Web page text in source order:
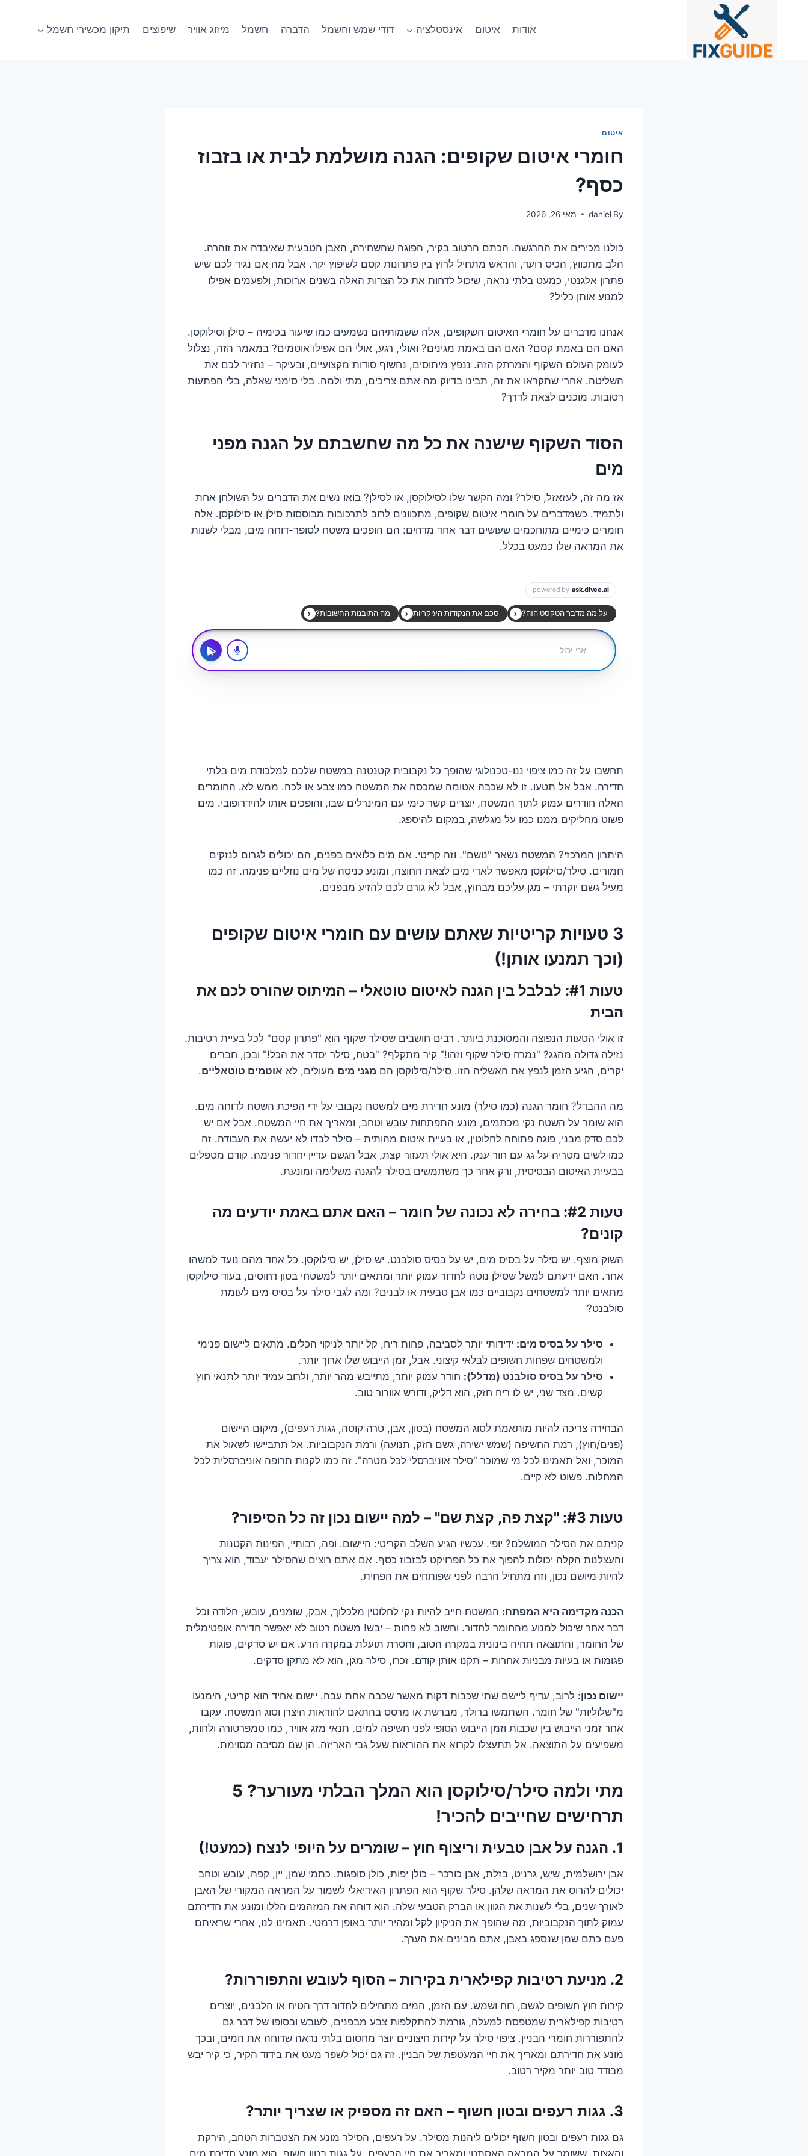
אודות איטום אינסטלציה דודי שמש וחשמל הדברה חשמל מיזוג אוויר שיפוצים תיקון מכשירי חשמל
איטום
חומרי איטום שקופים: הגנה מושלמת לבית או בזבוז
כסף?
By
daniel מאי 26, 2026
כולנו מכירים את ההרגשה. הכתם הרטוב בקיר, הפוגה שהשחירה, האבן הטבעית שאיבדה את זוהרה.
הלב מתכווץ, הכיס רועד, והראש מתחיל לרוץ בין פתרונות קסם לשיפוץ יקר. אבל מה אם נגיד לכם שיש
פתרון אלגנטי, כמעט בלתי נראה, שיכול לדחות את כל הצרות האלה בשנים ארוכות, ולפעמים אפילו
למנוע אותן כליל?
אנחנו מדברים על חומרי האיטום השקופים, אלה ששמותיהם נשמעים כמו שיעור בכימיה – סילן וסילוקסן.
האם הם באמת קסם? האם הם באמת מגינים? ואולי, רגע, אולי הם אפילו אוטמים? במאמר הזה, נצלול
לעומק העולם השקוף והמרתק הזה. ננפץ מיתוסים, נחשוף סודות מקצועיים, ובעיקר – נחזיר לכם את
השליטה. אחרי שתקראו את זה, תבינו בדיוק מה אתם צריכים, מתי ולמה. בלי סימני שאלה, בלי הפתעות
רטובות. מוכנים לצאת לדרך?
הסוד השקוף שישנה את כל מה שחשבתם על הגנה מפני
מים
אז מה זה, לעזאזל, סילר? ומה הקשר שלו לסילוקסן, או לסילן? בואו נשים את הדברים על השולחן אחת
ולתמיד. כשמדברים על חומרי איטום שקופים, מתכוונים לרוב לתרכובות מבוססות סילן או סילוקסן. אלה
חומרים כימיים מתוחכמים שעושים דבר אחד מדהים: הם הופכים משטח לסופר-דוחה מים, מבלי לשנות
את המראה שלו כמעט בכלל.
תחשבו על זה כמו ציפוי ננו-טכנולוגי שהופך כל נקבובית קטנטנה במשטח שלכם למלכודת מים בלתי
חדירה. אבל אל תטעו. זו לא שכבה אטומה שמכסה את המשטח כמו צבע או לכה. ממש לא. החומרים
האלה חודרים עמוק לתוך המשטח, יוצרים קשר כימי עם המינרלים שבו, והופכים אותו להידרופובי. מים
פשוט מחליקים ממנו כמו על מגלשה, במקום להיספג.
היתרון המרכזי? המשטח נשאר "נושם". וזה קריטי. אם מים כלואים בפנים, הם יכולים לגרום לנזקים
חמורים. סילר/סילוקסן מאפשר לאדי מים לצאת החוצה, ומונע כניסה של מים נוזליים פנימה. זה כמו
מעיל גשם יוקרתי – מגן עליכם מבחוץ, אבל לא גורם לכם להזיע מבפנים.
3 טעויות קריטיות שאתם עושים עם חומרי איטום שקופים
(וכך תמנעו אותן!)
טעות #1: לבלבל בין הגנה לאיטום טוטאלי – המיתוס שהורס לכם את
הבית
זו אולי הטעות הנפוצה והמסוכנת ביותר. רבים חושבים שסילר שקוף הוא "פתרון קסם" לכל בעיית רטיבות.
נזילה גדולה מהגג? "נמרח סילר שקוף וזהו!" קיר מתקלף? "בטח, סילר יסדר את הכל!" ובכן, חברים
יקרים, הגיע הזמן לנפץ את האשליה הזו. סילר/סילוקסן הם מגני מים מעולים, לא אוטמים טוטאליים.
מה ההבדל? חומר הגנה (כמו סילר) מונע חדירת מים למשטח נקבובי על ידי הפיכת השטח לדוחה מים.
הוא שומר על השטח נקי מכתמים, מונע התפתחות עובש וטחב, ומאריך את חיי המשטח. אבל אם יש
לכם סדק מבני, פוגה פתוחה לחלוטין, או בעיית איטום מהותית – סילר לבדו לא יעשה את העבודה. זה
כמו לשים מטריה על גג עם חור ענק. היא אולי תעזור קצת, אבל הגשם עדיין יחדור פנימה. קודם מטפלים
בבעיית האיטום הבסיסית, ורק אחר כך משתמשים בסילר להגנה משלימה ומונעת.
טעות #2: בחירה לא נכונה של חומר – האם אתם באמת יודעים מה
קונים?
השוק מוצף. יש סילר על בסיס מים, יש על בסיס סולבנט. יש סילן, יש סילוקסן. כל אחד מהם נועד למשהו
אחר. האם ידעתם למשל שסילן נוטה לחדור עמוק יותר ומתאים יותר למשטחי בטון דחוסים, בעוד סילוקסן
מתאים יותר למשטחים נקבוביים כמו אבן טבעית או לבנים? ומה לגבי סילר על בסיס מים לעומת
סולבנט?
סילר על בסיס מים: ידידותי יותר לסביבה, פחות ריח, קל יותר לניקוי הכלים. מתאים ליישום פנימי
ולמשטחים שפחות חשופים לבלאי קיצוני. אבל, זמן הייבוש שלו ארוך יותר.
סילר על בסיס סולבנט (מדלל): חודר עמוק יותר, מתייבש מהר יותר, ולרוב עמיד יותר לתנאי חוץ
קשים. מצד שני, יש לו ריח חזק, הוא דליק, ודורש אוורור טוב.
הבחירה צריכה להיות מותאמת לסוג המשטח (בטון, אבן, טרה קוטה, גגות רעפים), מיקום היישום
(פנים/חוץ), רמת החשיפה (שמש ישירה, גשם חזק, תנועה) ורמת הנקבוביות. אל תתביישו לשאול את
המוכר, ואל תאמינו לכל מי שמוכר "סילר אוניברסלי לכל מטרה". זה כמו לקנות תרופה אוניברסלית לכל
המחלות. פשוט לא קיים.
טעות #3: "קצת פה, קצת שם" – למה יישום נכון זה כל הסיפור?
קניתם את הסילר המושלם? יופי. עכשיו הגיע השלב הקריטי: היישום. ופה, רבותיי, הפינות הקטנות
והעצלנות הקלה יכולות להפוך את כל הפרויקט לבזבוז כסף. אם אתם רוצים שהסילר יעבוד, הוא צריך
להיות מיושם נכון, וזה מתחיל הרבה לפני שפותחים את הפחית.
הכנה מקדימה היא המפתח: המשטח חייב להיות נקי לחלוטין מלכלוך, אבק, שומנים, עובש, חלודה וכל
דבר אחר שיכול למנוע מהחומר לחדור. וחשוב לא פחות – יבש! משטח רטוב לא יאפשר חדירה אופטימלית
של החומר, והתוצאה תהיה בינונית במקרה הטוב, וחסרת תועלת במקרה הרע. אם יש סדקים, פוגות
פגומות או בעיות מבניות אחרות – תקנו אותן קודם. זכרו, סילר מגן, הוא לא מתקן סדקים.
יישום נכון: לרוב, עדיף ליישם שתי שכבות דקות מאשר שכבה אחת עבה. יישום אחיד הוא קריטי, הימנעו
מ"שלוליות" של חומר. השתמשו ברולר, מברשת או מרסס בהתאם להוראות היצרן וסוג המשטח. עקבו
אחר זמני הייבוש בין שכבות וזמן הייבוש הסופי לפני חשיפה למים. תנאי מזג אוויר, כמו טמפרטורה ולחות,
משפיעים על התוצאה. אל תתעצלו לקרוא את ההוראות שעל גבי האריזה. הן שם מסיבה מסוימת.
מתי ולמה סילר/סילוקסן הוא המלך הבלתי מעורער? 5
תרחישים שחייבים להכיר!
1. הגנה על אבן טבעית וריצוף חוץ – שומרים על היופי לנצח (כמעט!)
אבן ירושלמית, שיש, גרניט, בזלת, אבן כורכר – כולן יפות, כולן סופגות. כתמי שמן, יין, קפה, עובש וטחב
יכולים להרוס את המראה שלהן. סילר שקוף הוא הפתרון האידיאלי לשמור על המראה המקורי של האבן
לאורך שנים, בלי לשנות את הגוון או הברק הטבעי שלה. הוא דוחה את המזהמים הללו ומונע את חדירתם
עמוק לתוך הנקבוביות, מה שהופך את הניקיון לקל ומהיר יותר באופן דרמטי. תאמינו לנו, אחרי שראיתם
פעם כתם שמן שנספג באבן, אתם מבינים את הערך.
2. מניעת רטיבות קפילארית בקירות – הסוף לעובש והתפוררות?
קירות חוץ חשופים לגשם, רוח ושמש. עם הזמן, המים מתחילים לחדור דרך הטיח או הלבנים, יוצרים
רטיבות קפילארית שמטפסת למעלה, גורמת להתקלפות צבע מבפנים, לעובש ובסופו של דבר גם
להתפוררות חומרי הבניין. ציפוי סילר על קירות חיצוניים יוצר מחסום בלתי נראה שדוחה את המים, ובכך
מונע את חדירתם ומאריך את חיי המעטפת של הבניין. זה גם יכול לשפר מעט את בידוד הקיר, כי קיר יבש
מבודד טוב יותר מקיר רטוב.
3. גגות רעפים ובטון חשוף – האם זה מספיק או שצריך יותר?
גם גגות רעפים ובטון חשוף יכולים ליהנות מסילר. על רעפים, הסילר מונע את הצטברות הטחב, הירקת
והאצות, ששומר על המראה האסתטי ומאריך את חיי הרעפים. על גגות בטון חשוף, הוא מונע חדירת מים